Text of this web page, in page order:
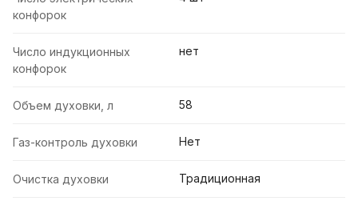
конфорок
Число индукционных
конфорок
нет
Объем духовки, л 58
Газ-контроль духовки Нет
Очистка духовки Традиционная